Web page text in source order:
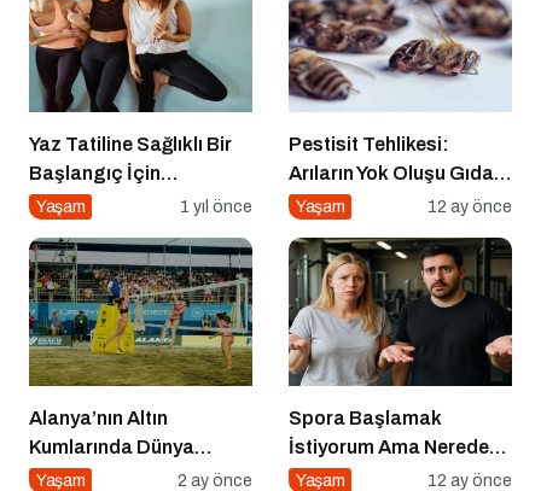
Yaz Tatiline Sağlıklı Bir
Başlangıç İçin
Beslenme
Yaşam 1 yıl önce
Pestisit Tehlikesi:
Arıların Yok Oluşu Gıda
Zincirini Çökertiyor!
Yaşam 12 ay önce
Alanya’nın Altın
Kumlarında Dünya
Sahnesi
Yaşam 2 ay önce
Spora Başlamak
İstiyorum Ama Nereden
Başlayacağımı
Yaşam 12 ay önce